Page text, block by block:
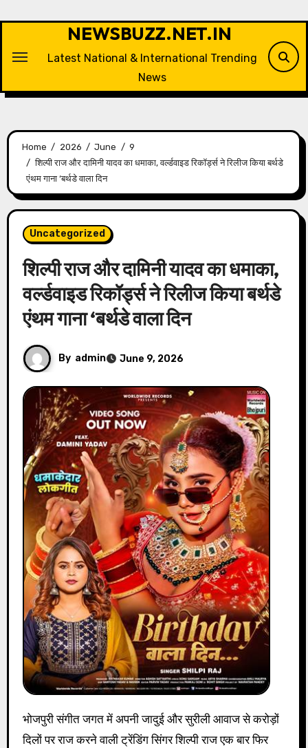
NEWSBUZZ.NET.IN
Latest National & International Trending
News
Home 2026 June
9
शिल्पी राज और दामिनी यादव का धमाका, वर्ल्डवाइड रिकॉर्ड्स ने रिलीज किया बर्थडे
एंथम गाना ‘बर्थडे वाला दिन
Uncategorized
शिल्पी राज और दामिनी यादव का धमाका,
वर्ल्डवाइड रिकॉर्ड्स ने रिलीज किया बर्थडे
एंथम गाना ‘बर्थडे वाला दिन
By admin June 9, 2026
भोजपुरी संगीत जगत में अपनी जादुई और सुरीली आवाज से करोड़ों
दिलों पर राज करने वाली ट्रेंडिंग सिंगर शिल्पी राज एक बार फिर